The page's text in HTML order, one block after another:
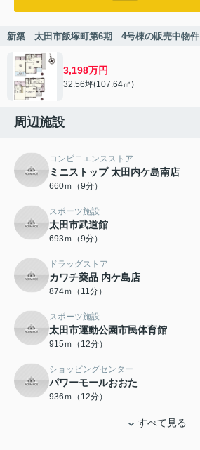
新築 太田市飯塚町第6期 4号棟の販売中物件
3,198万円
32.56坪(107.64㎡)
周辺施設
コンビニエンスストア
ミニストップ 太田内ケ島南店
660ｍ（9分）
スポーツ施設
太田市武道館
693ｍ（9分）
ドラッグストア
カワチ薬品 内ケ島店
874ｍ（11分）
スポーツ施設
太田市運動公園市民体育館
915ｍ（12分）
ショッピングセンター
パワーモールおおた
936ｍ（12分）
すべて見る